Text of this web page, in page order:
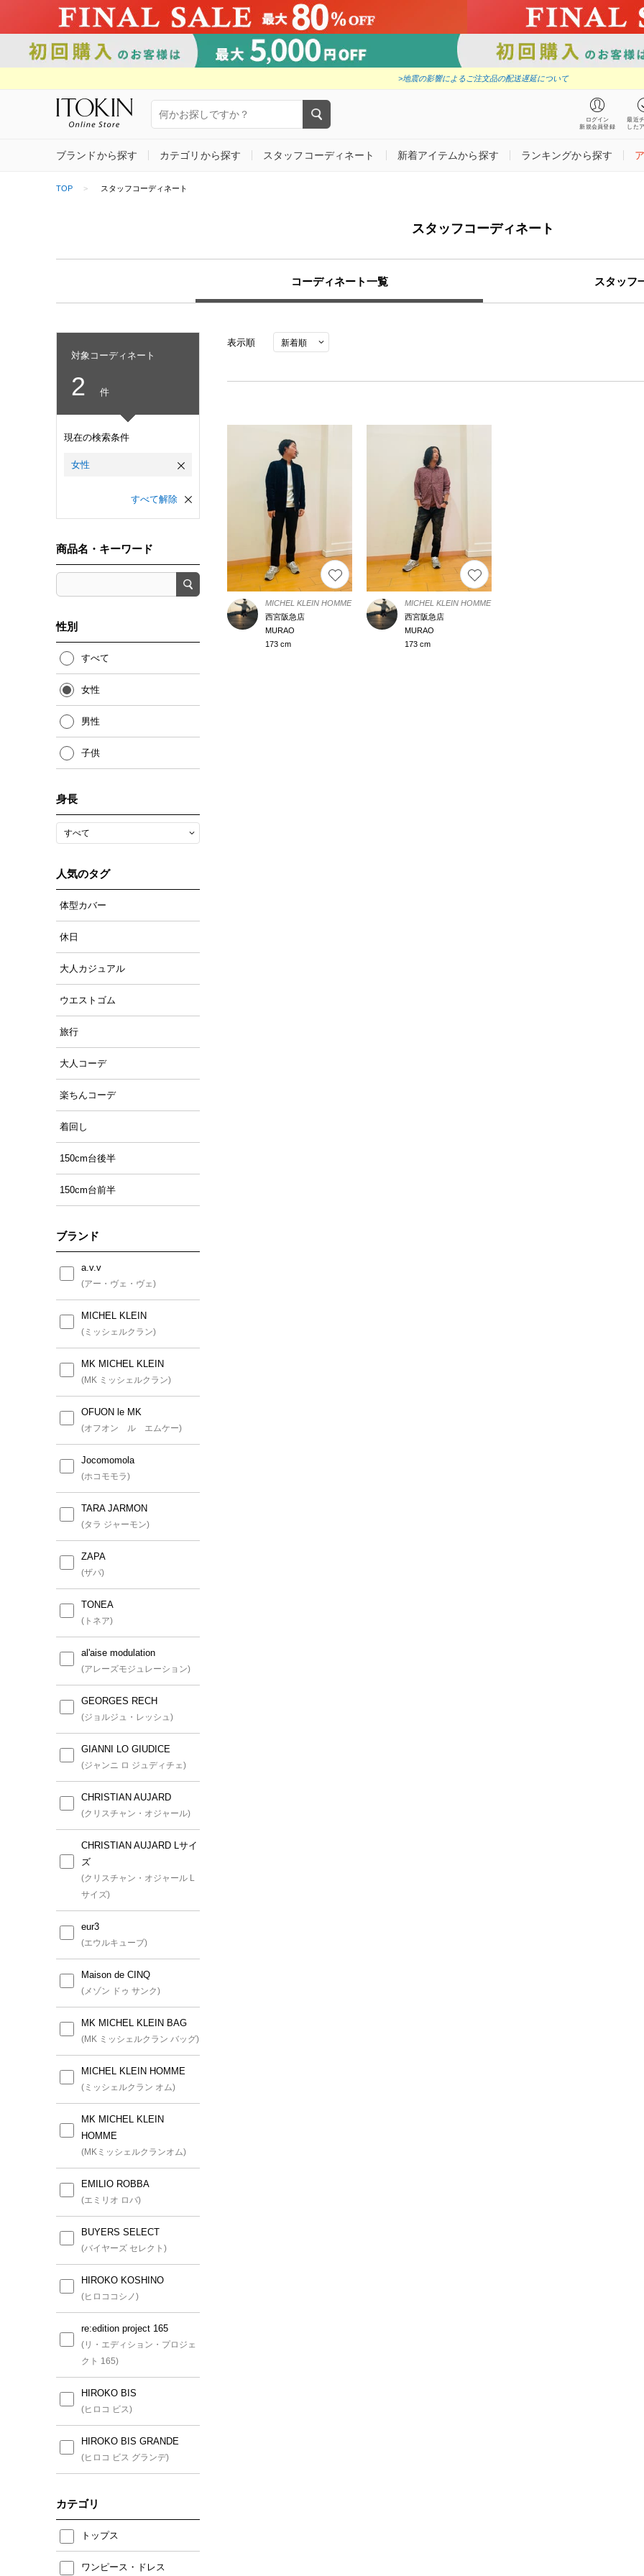
>地震の影響によるご注文品の配送遅延について
ログイン
新規会員登録
最近
した
ブランドから探す カテゴリから探す スタッフコーディネート 新着アイテムから探す ランキングから探す
TOP スタッフコーディネート
スタッフコーディネート
コーディネート一覧 スタッフ
対象コーディネート
2 件
現在の検索条件
女性
すべて解除
商品名・キーワード
性別
すべて
女性
男性
子供
身長
人気のタグ
体型カバー
休日
大人カジュアル
ウエストゴム
旅行
大人コーデ
楽ちんコーデ
着回し
150cm台後半
150cm台前半
ブランド
a.v.v
(アー・ヴェ・ヴェ)
MICHEL KLEIN
(ミッシェルクラン)
MK MICHEL KLEIN
(MK ミッシェルクラン)
OFUON le MK
(オフオン ル エムケー)
Jocomomola
(ホコモモラ)
TARA JARMON
(タラ ジャーモン)
ZAPA
(ザパ)
TONEA
(トネア)
al'aise modulation
(アレーズモジュレーション)
GEORGES RECH
(ジョルジュ・レッシュ)
GIANNI LO GIUDICE
(ジャンニ ロ ジュディチェ)
CHRISTIAN AUJARD
(クリスチャン・オジャール)
CHRISTIAN AUJARD Lサイ
ズ
(クリスチャン・オジャール L
サイズ)
eur3
(エウルキューブ)
Maison de CINQ
(メゾン ドゥ サンク)
MK MICHEL KLEIN BAG
(MK ミッシェルクラン バッグ)
MICHEL KLEIN HOMME
(ミッシェルクラン オム)
MK MICHEL KLEIN
HOMME
(MKミッシェルクランオム)
EMILIO ROBBA
(エミリオ ロバ)
BUYERS SELECT
(バイヤーズ セレクト)
HIROKO KOSHINO
(ヒロココシノ)
re:edition project 165
(リ・エディション・プロジェ
クト 165)
HIROKO BIS
(ヒロコ ビス)
HIROKO BIS GRANDE
(ヒロコ ビス グランデ)
カテゴリ
トップス
ワンピース・ドレス
表示順
MICHEL KLEIN HOMME
西宮阪急店
MURAO
173 cm
MICHEL KLEIN HOMME
西宮阪急店
MURAO
173 cm